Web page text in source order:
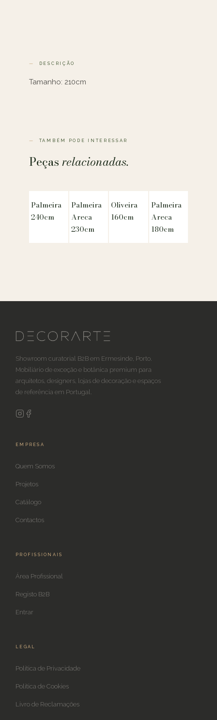
DESCRIÇÃO
Tamanho: 210cm
TAMBÉM PODE INTERESSAR
Peçasrelacionadas.
Palmeira
240cm
Palmeira
Areca
230cm
Oliveira
160cm
Palmeira
Areca
180cm
Showroom curatorial B2B em Ermesinde, Porto.
Mobiliário de exceção e botânica premium para
arquitetos, designers, lojas de decoração e espaços
de referência em Portugal.
EMPRESA
Quem Somos
Projetos
Catálogo
Contactos
PROFISSIONAIS
Área Profissional
Registo B2B
Entrar
LEGAL
Política de Privacidade
Política de Cookies
Livro de Reclamações